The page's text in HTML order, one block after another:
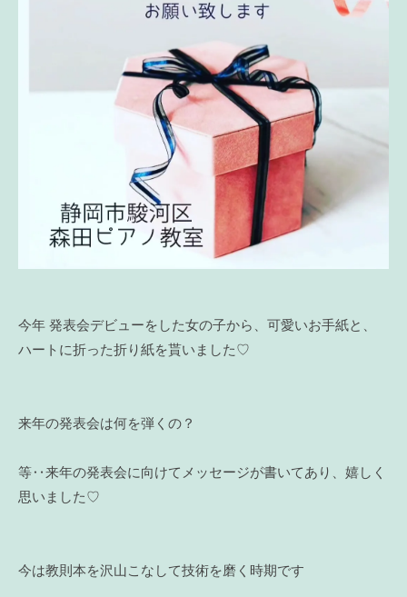
今年 発表会デビューをした女の子から、可愛いお手紙と、
ハートに折った折り紙を貰いました♡
来年の発表会は何を弾くの？
等‥来年の発表会に向けてメッセージが書いてあり、嬉しく
思いました♡
今は教則本を沢山こなして技術を磨く時期です